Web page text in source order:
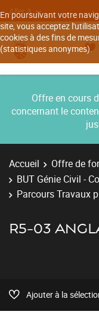
En poursuivant votre
site, vous acceptez
cookies à des fins de
(statistiques anonymes).
Aller à
Offre en cours
concernant le
Accueil Offre de
BUT Génie Civil -
Parcours Travaux
R5-03
Ajouter à la